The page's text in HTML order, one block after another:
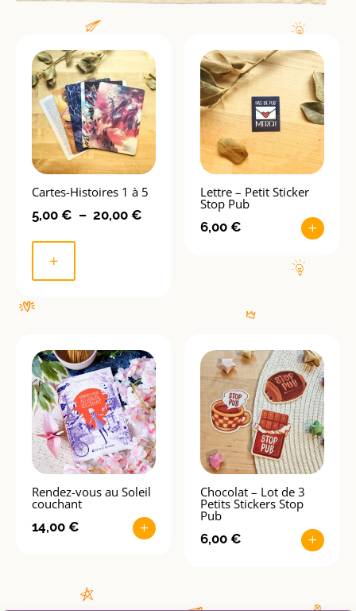
Cartes-Histoires 1 à 5
5,00 € – 20,00 €
+
a
options
peuvent
être
choisies
sur
la
du
produit
Lettre – Petit Sticker
Stop Pub
6,00€ +
Rendez-vous au Soleil
couchant
14,00 € +
Chocolat – Lot de 3
Petits Stickers Stop
Pub
6,00€ +